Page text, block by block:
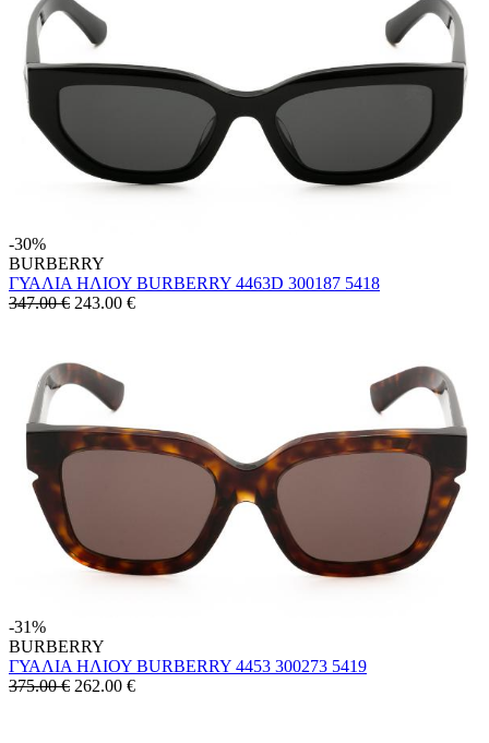
-30%
BURBERRY
ΓΥΑΛΙΑ ΗΛΙΟΥ BURBERRY 4463D 300187 5418
347.00 € 243.00 €
-31%
BURBERRY
ΓΥΑΛΙΑ ΗΛΙΟΥ BURBERRY 4453 300273 5419
375.00 € 262.00 €